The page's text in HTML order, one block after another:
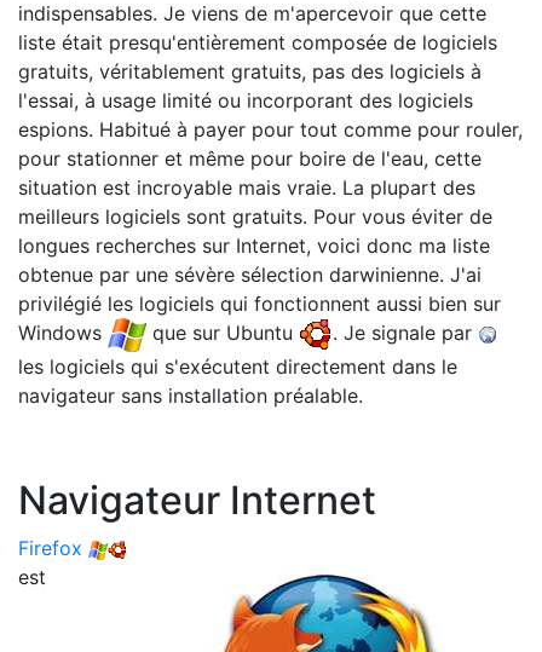
indispensables. Je viens de m'apercevoir que cette
liste était presqu'entièrement composée de logiciels
gratuits, véritablement gratuits, pas des logiciels à
l'essai, à usage limité ou incorporant des logiciels
espions. Habitué à payer pour tout comme pour rouler,
pour stationner et même pour boire de l'eau, cette
situation est incroyable mais vraie. La plupart des
meilleurs logiciels sont gratuits. Pour vous éviter de
longues recherches sur Internet, voici donc ma liste
obtenue par une sévère sélection darwinienne. J'ai
privilégié les logiciels qui fonctionnent aussi bien sur
Windows
que sur Ubuntu
. Je signale par
les logiciels qui s'exécutent directement dans le
navigateur sans installation préalable.
Navigateur Internet
Firefox
est